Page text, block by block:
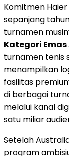
Komitmen
sepanjang
turnamen
Kategori Emas
turnamen tenis
menampilkan
fasilitas
di berbagai
melalui kanal
satu miliar
Setelah
program